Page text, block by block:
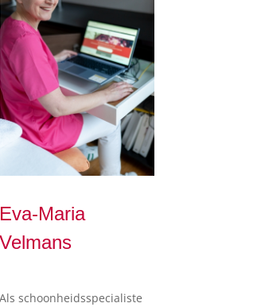
Eva-Maria
Velmans
Als schoonheidsspecialiste